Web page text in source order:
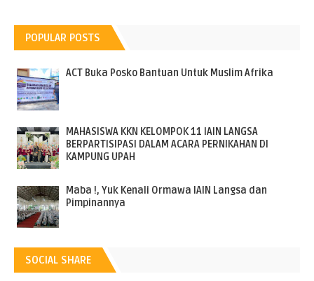
POPULAR POSTS
ACT Buka Posko Bantuan Untuk Muslim Afrika
MAHASISWA KKN KELOMPOK 11 IAIN LANGSA
BERPARTISIPASI DALAM ACARA PERNIKAHAN DI
KAMPUNG UPAH
Maba !, Yuk Kenali Ormawa IAIN Langsa dan
Pimpinannya
SOCIAL SHARE